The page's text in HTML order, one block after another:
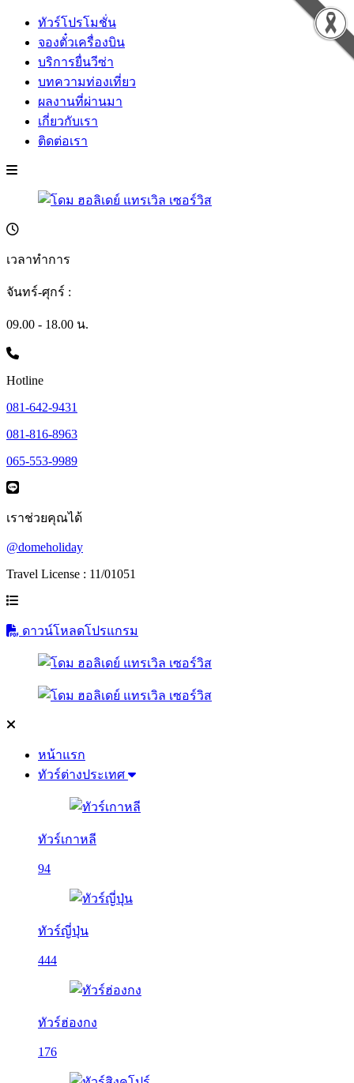
ทัวร์โปรโมชั่น
จองตั๋วเครื่องบิน
บริการยื่นวีซ่า
บทความท่องเที่ยว
ผลงานที่ผ่านมา
เกี่ยวกับเรา
ติดต่อเรา
เวลาทำการ
จันทร์-ศุกร์ :
09.00 - 18.00 น.
Hotline
081-642-9431
081-816-8963
065-553-9989
เราช่วยคุณได้
@domeholiday
Travel License : 11/01051
ดาวน์โหลดโปรแกรม
หน้าแรก
ทัวร์ต่างประเทศ
ทัวร์เกาหลี
94
ทัวร์ญี่ปุ่น
444
ทัวร์ฮ่องกง
176